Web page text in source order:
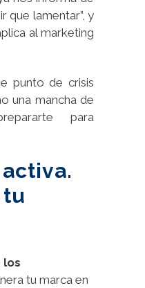
que lamentar”, y
al marketing
punto de crisis
una mancha de
para
los
tu marca en